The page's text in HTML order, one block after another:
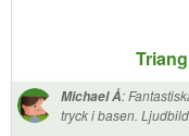
Michael Å:
tryck i basen.